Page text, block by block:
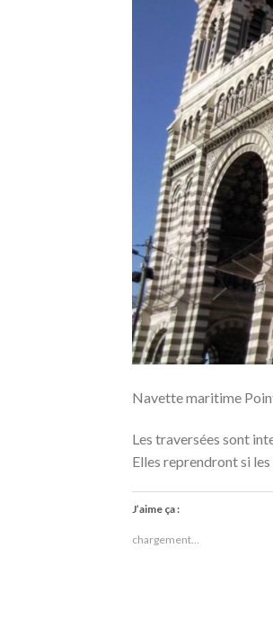
Navette maritime
Les traversées sont
Elles reprendront si
J’aime ça :
chargement…